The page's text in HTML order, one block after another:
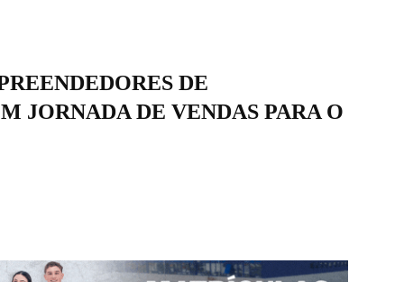
DE
JORNADA DE VENDAS PARA O